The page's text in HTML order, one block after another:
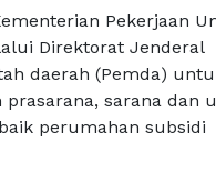
Pekerjaan
Direktorat Jenderal
daerah (Pemda)
sarana dan
perumahan subsidi